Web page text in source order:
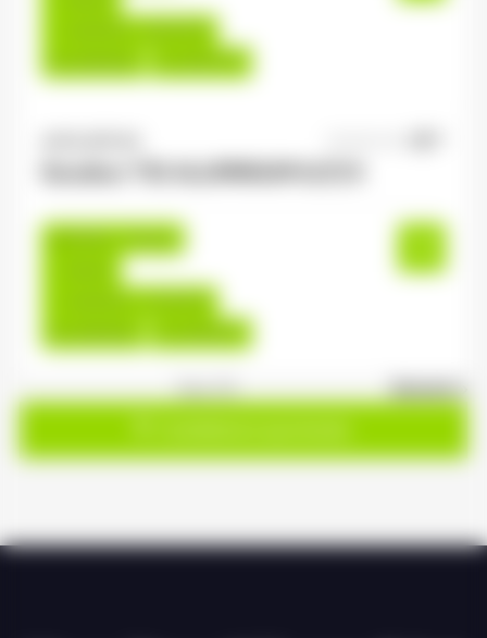
14,00 €/h - 16,00 €/h
Du:06/08/26 Au:30/07/27
Golbey , France
14,00 €/h - 17,00 €/h
Du:06/08/26 Au:30/04/27
1sur 20
Suivant »